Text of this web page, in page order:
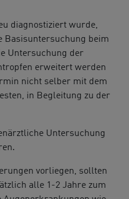
diagnostiziert wurde,
Basisuntersuchung beim
Untersuchung der
erweitert werden
nicht selber mit dem
in Begleitung zu der
Untersuchung
vorliegen, sollten
alle 1-2 Jahre zum